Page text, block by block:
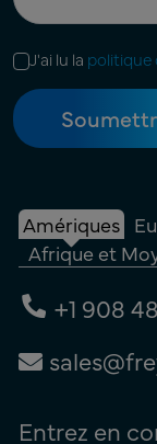
J'ai lu la politique
Amériques
Afrique et
+1 908
Entrez en